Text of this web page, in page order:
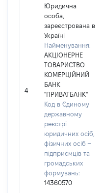
4
Юридична
особа,
зареєстрована в
Україні
Найменування:
АКЦІОНЕРНЕ
ТОВАРИСТВО
КОМЕРЦІЙНИЙ
БАНК
"ПРИВАТБАНК"
Код в Єдиному
державному
реєстрі
юридичних осіб,
фізичних осіб –
підприємців та
громадських
формувань:
14360570